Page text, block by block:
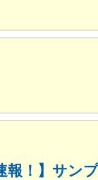
報！】サン